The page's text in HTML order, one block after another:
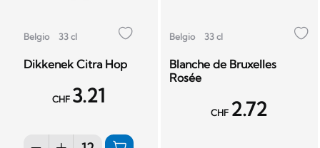
Belgio 33 cl
Dikkenek Citra Hop
CHF 3.21
Belgio 33 cl
Blanche de Bruxelles
Rosée
CHF 2.72